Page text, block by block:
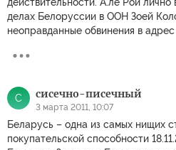
делах Белоруссии в ООН Зоей
неоправданные обвинения в
С сисечно-писечный
3 марта 2011, 10:07
Беларусь – одна из самых нищих
покупательской способности